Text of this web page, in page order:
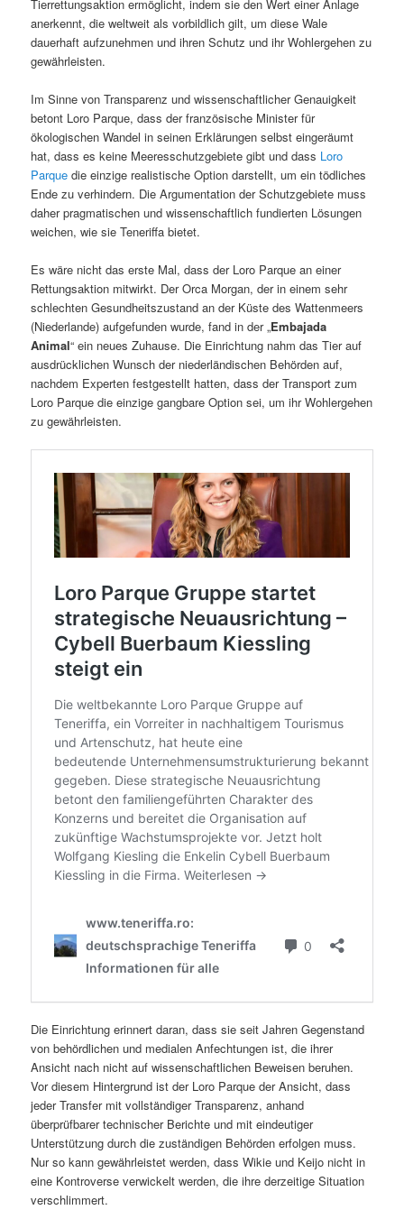
Tierrettungsaktion ermöglicht, indem sie den Wert einer Anlage
anerkennt, die weltweit als vorbildlich gilt, um diese Wale
dauerhaft aufzunehmen und ihren Schutz und ihr Wohlergehen zu
gewährleisten.
Im Sinne von Transparenz und wissenschaftlicher Genauigkeit
betont Loro Parque, dass der französische Minister für
ökologischen Wandel in seinen Erklärungen selbst eingeräumt
hat, dass es keine Meeresschutzgebiete gibt und dass Loro
Parque die einzige realistische Option darstellt, um ein tödliches
Ende zu verhindern. Die Argumentation der Schutzgebiete muss
daher pragmatischen und wissenschaftlich fundierten Lösungen
weichen, wie sie Teneriffa bietet.
Es wäre nicht das erste Mal, dass der Loro Parque an einer
Rettungsaktion mitwirkt. Der Orca Morgan, der in einem sehr
schlechten Gesundheitszustand an der Küste des Wattenmeers
(Niederlande) aufgefunden wurde, fand in der „Embajada
Animal“ ein neues Zuhause. Die Einrichtung nahm das Tier auf
ausdrücklichen Wunsch der niederländischen Behörden auf,
nachdem Experten festgestellt hatten, dass der Transport zum
Loro Parque die einzige gangbare Option sei, um ihr Wohlergehen
zu gewährleisten.
Die Einrichtung erinnert daran, dass sie seit Jahren Gegenstand
von behördlichen und medialen Anfechtungen ist, die ihrer
Ansicht nach nicht auf wissenschaftlichen Beweisen beruhen.
Vor diesem Hintergrund ist der Loro Parque der Ansicht, dass
jeder Transfer mit vollständiger Transparenz, anhand
überprüfbarer technischer Berichte und mit eindeutiger
Unterstützung durch die zuständigen Behörden erfolgen muss.
Nur so kann gewährleistet werden, dass Wikie und Keijo nicht in
eine Kontroverse verwickelt werden, die ihre derzeitige Situation
verschlimmert.